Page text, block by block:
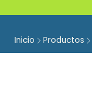
Inicio Productos